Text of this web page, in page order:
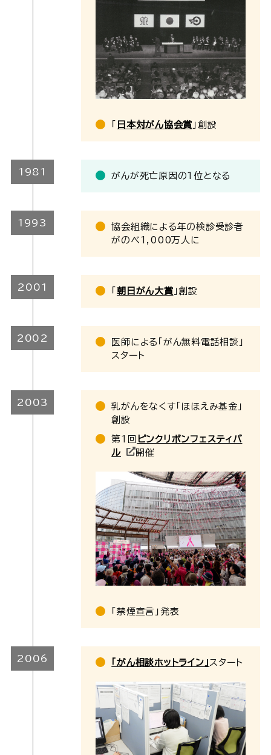
日本対がん協会賞 」創設
1981 がんが死亡原因の1位となる
1993
協会組織による年の検診受診者
がのべ1,000万人に
2001 朝日がん大賞 」創設
2002
医師による「がん無料電話相談」
スタート
2003
乳がんをなくす「ほほえみ基金」
創設
第1回 ピンクリボンフェスティバ
ル
開催
「禁煙宣言」発表
2006 「がん相談ホットライン」 スタート